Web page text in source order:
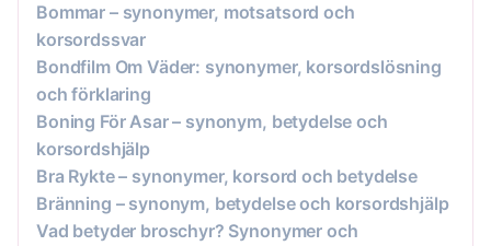
Bommar – synonymer, motsatsord och
korsordssvar
Bondfilm Om Väder: synonymer, korsordslösning
och förklaring
Boning För Asar – synonym, betydelse och
korsordshjälp
Bra Rykte – synonymer, korsord och betydelse
Bränning – synonym, betydelse och korsordshjälp
Vad betyder broschyr? Synonymer och